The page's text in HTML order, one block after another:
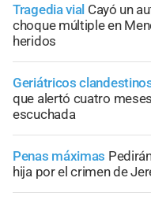
Tragedia vial Cayó un
choque múltiple en
heridos
Geriátricos
que alertó cuatro
escuchada
Penas máximas
hija por el crimen de